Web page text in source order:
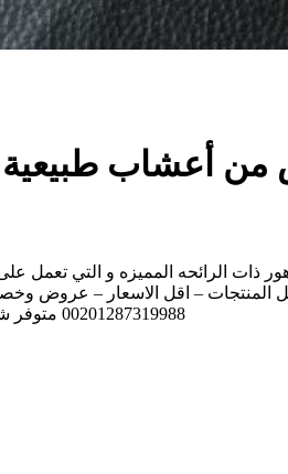
أعشاب
ذات الرائحه المميزه و التي تعمل
00201287319988 متوفر شحن الي جميع المحافظات راحة – سرعه – امان